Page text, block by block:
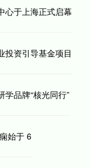
心于上海正式启幕
投资引导基金项目
品牌“核光同行”
始于 6